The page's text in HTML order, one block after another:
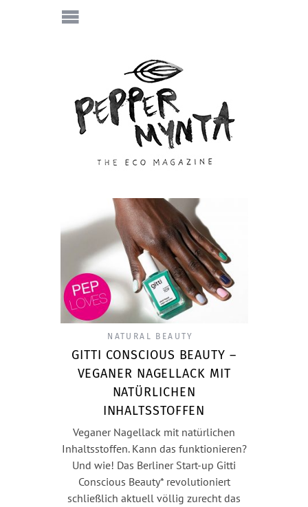
NATURAL BEAUTY
GITTI CONSCIOUS BEAUTY –
VEGANER NAGELLACK MIT
NATÜRLICHEN
INHALTSSTOFFEN
Veganer Nagellack mit natürlichen
Inhaltsstoffen. Kann das funktionieren?
Und wie! Das Berliner Start-up Gitti
Conscious Beauty* revolutioniert
schließlich aktuell völlig zurecht das